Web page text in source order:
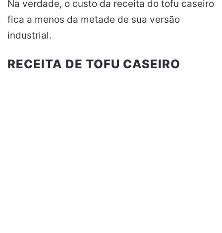
Na verdade, o custo da receita do tofu caseiro
fica a menos da metade de sua versão
industrial.
RECEITA DE TOFU CASEIRO